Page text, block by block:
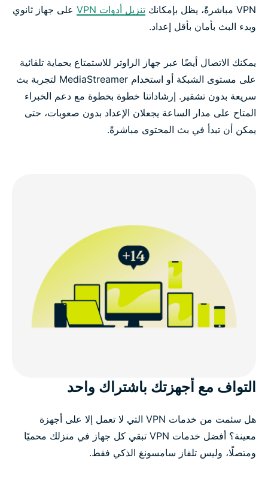
VPN مباشرةً، يظل بإمكانك
تنزيل أدوات VPN
على جهاز ثانوي
وبدء البث بأمان بأقل إعداد.
يمكنك الاتصال أيضًا عبر جهاز الراوتر للاستمتاع بحماية تلقائية
على مستوى الشبكة أو استخدام MediaStreamer لتجربة بث
سريعة بدون تشفير. إرشاداتنا خطوة بخطوة مع دعم الخبراء
المتاح على مدار الساعة يجعلان الإعداد بدون صعوبات، حتى
يمكن أن تبدأ في بث المحتوى مباشرةً.
التواف مع أجهزتك باشتراك واحد
هل سئمت من خدمات VPN التي لا تعمل إلا على أجهزة
معينة؟ أفضل خدمات VPN تبقي كل جهاز في منزلك محميًا
ومتصلًا، وليس تلفاز سامسونغ الذكي فقط.